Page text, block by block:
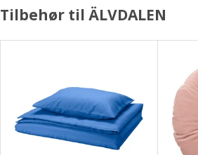
Tilbehør til ÄLVDALEN